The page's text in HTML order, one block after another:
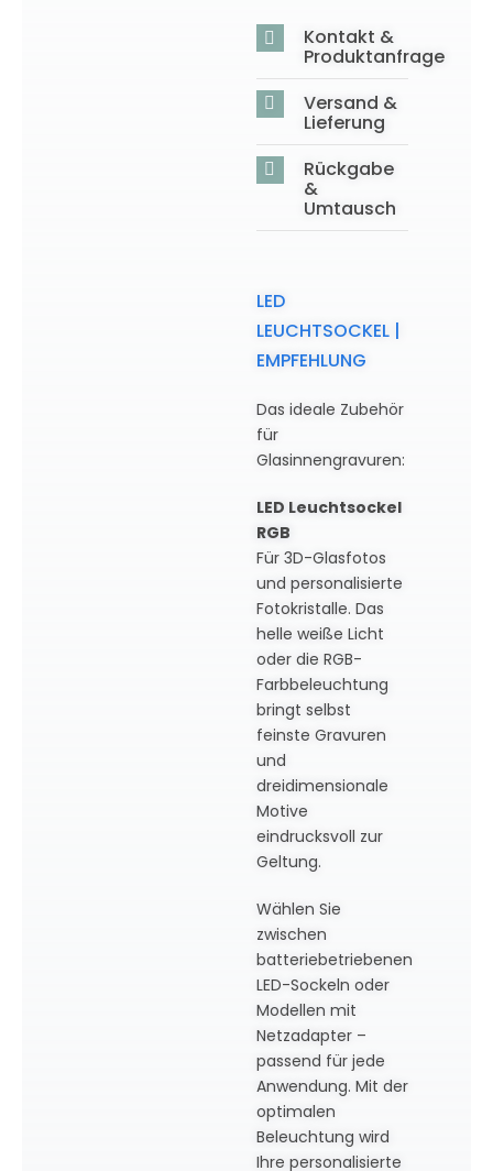
Kontakt &
Produktanfrage
Versand &
Lieferung
Rückgabe
&
Umtausch
LED
LEUCHTSOCKEL |
EMPFEHLUNG
Das ideale Zubehör
für
Glasinnengravuren:
LED Leuchtsockel
RGB
Für 3D-Glasfotos
und personalisierte
Fotokristalle. Das
helle weiße Licht
oder die RGB-
Farbbeleuchtung
bringt selbst
feinste Gravuren
und
dreidimensionale
Motive
eindrucksvoll zur
Geltung.
Wählen Sie
zwischen
batteriebetriebenen
LED-Sockeln oder
Modellen mit
Netzadapter –
passend für jede
Anwendung. Mit der
optimalen
Beleuchtung wird
Ihre personalisierte